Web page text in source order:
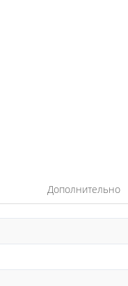
Дополнительно